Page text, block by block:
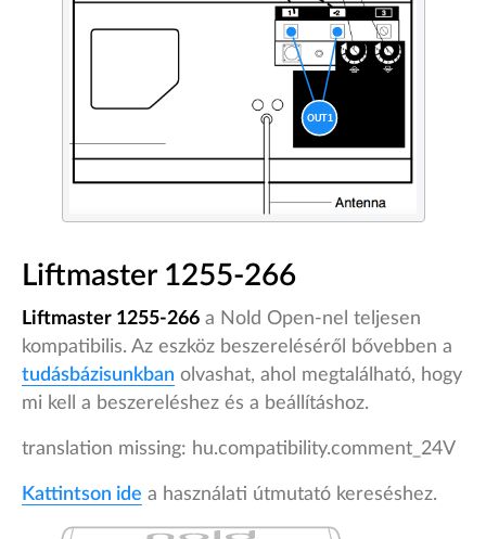
Liftmaster 1255-266
Liftmaster 1255-266 a Nold Open-nel teljesen
kompatibilis. Az eszköz beszereléséről bővebben a
tudásbázisunkban olvashat, ahol megtalálható, hogy
mi kell a beszereléshez és a beállításhoz.
translation missing: hu.compatibility.comment_24V
Kattintson ide a használati útmutató kereséshez.